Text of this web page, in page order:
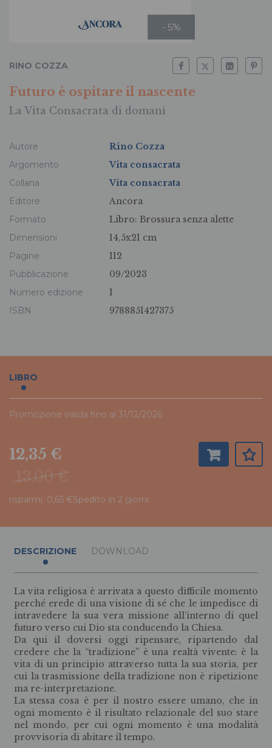
- 5%
RINO COZZA
Futuro è ospitare il nascente
La Vita Consacrata di domani
Autore
Rino Cozza
Argomento
Vita consacrata
Collana
Vita consacrata
Editore
Ancora
Formato
Libro: Brossura senza alette
Dimensioni
14,5x21 cm
Pagine
112
Pubblicazione
09/2023
Numero edizione
1
ISBN
9788851427375
LIBRO
Promozione valida fino al 31/12/2026
13,00 €
12,35 €
risparmi: 0,65 €Spedito in 2 giorni
DESCRIZIONE DOWNLOAD
La vita religiosa è arrivata a questo difficile momento
perché erede di una visione di sé che le impedisce di
intravedere la sua vera missione all’interno di quel
futuro verso cui Dio sta conducendo la Chiesa.
Da qui il doversi oggi ripensare, ripartendo dal
credere che la “tradizione” è una realtà vivente: è la
vita di un principio attraverso tutta la sua storia, per
cui la trasmissione della tradizione non è ripetizione
ma re-interpretazione.
La stessa cosa è per il nostro essere umano, che in
ogni momento è il risultato relazionale del suo stare
nel mondo, per cui ogni momento è una modalità
provvisoria di abitare il tempo.